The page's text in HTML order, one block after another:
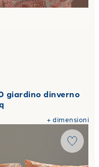
giardino dinverno
+dimensioni
berry in Cotone